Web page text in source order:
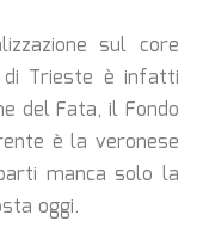
sul core
di Trieste è infatti
del Fata, il Fondo
è la veronese
manca solo la
oggi.